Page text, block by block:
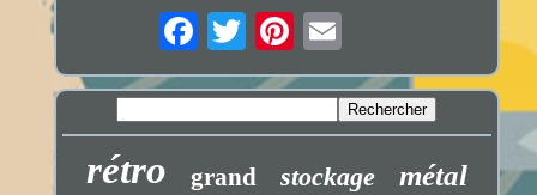
rétro grand stockage métal